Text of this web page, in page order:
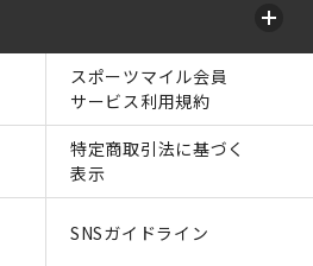
スポーツマイル会員
サービス利用規約
特定商取引法に基づく
表示
SNSガイドライン